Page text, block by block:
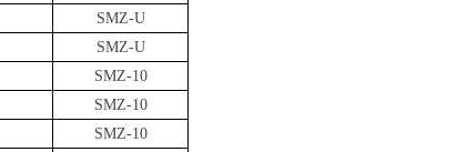
SMZ-U
SMZ-U
SMZ-10
SMZ-10
SMZ-10